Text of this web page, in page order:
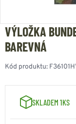
VÝLOŽKA
BAREVNÁ
Kód produktu: F36101H
SKLADEM 1KS